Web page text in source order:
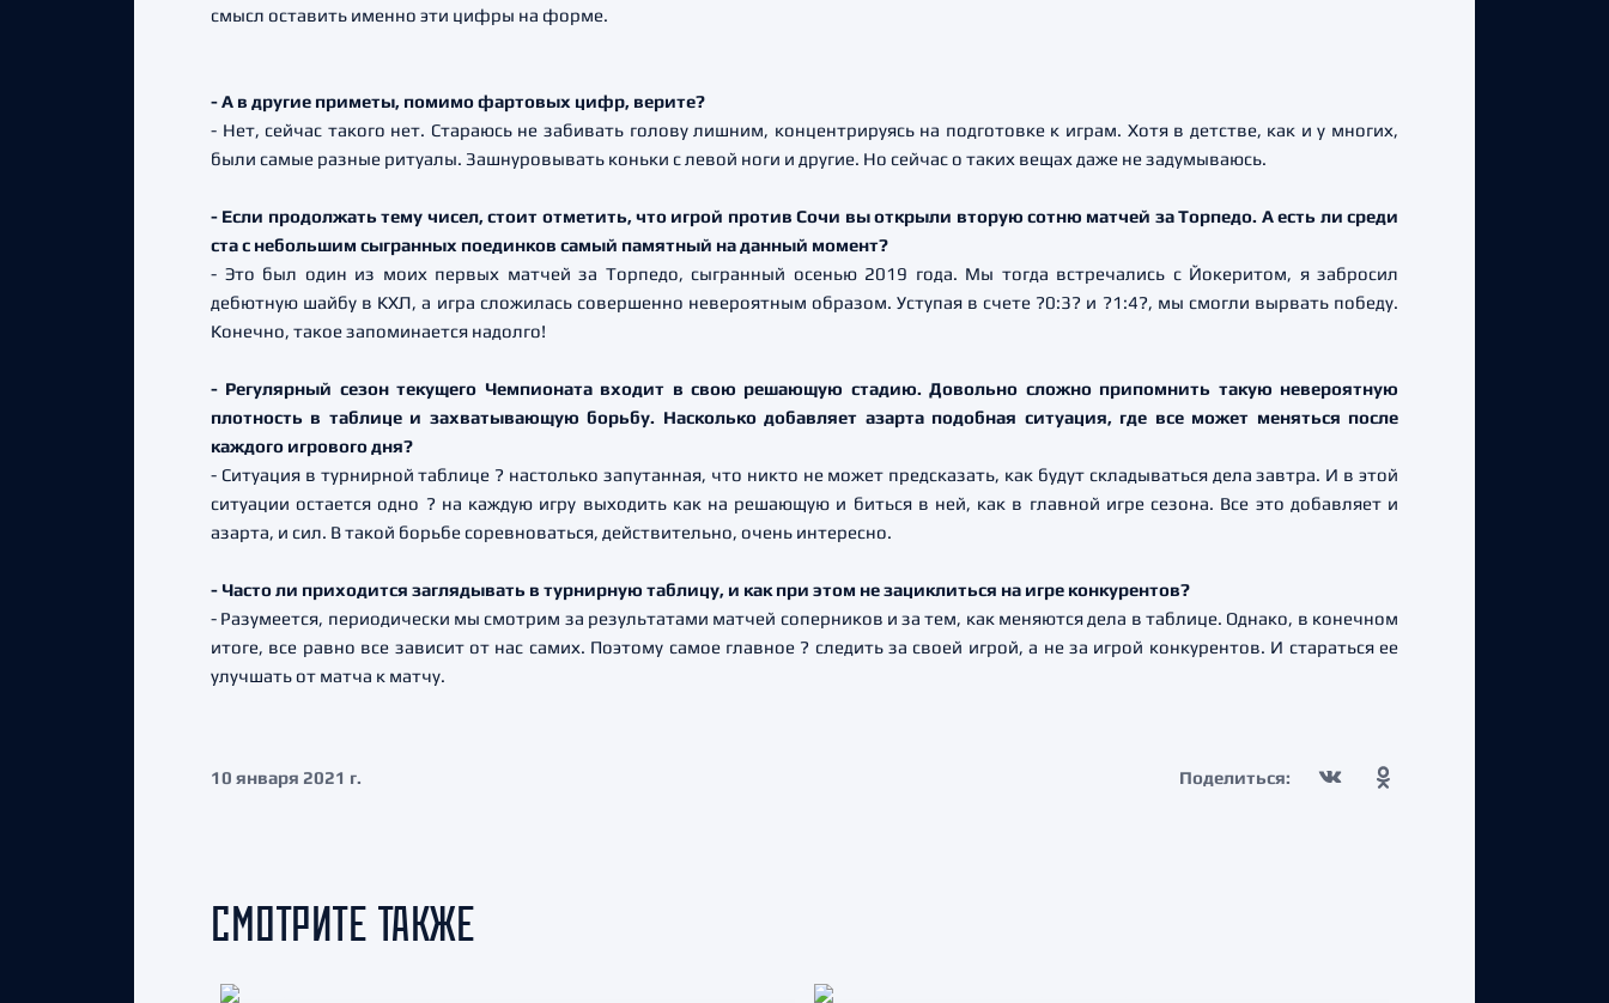
смысл оставить именно эти цифры на форме.
- А в другие приметы, помимо фартовых цифр, верите?
- Нет, сейчас такого нет. Стараюсь не забивать голову лишним, концентрируясь на подготовке к играм. Хотя в детстве, как и у многих,
были самые разные ритуалы. Зашнуровывать коньки с левой ноги и другие. Но сейчас о таких вещах даже не задумываюсь.
- Если продолжать тему чисел, стоит отметить, что игрой против Сочи вы открыли вторую сотню матчей за Торпедо. А есть ли среди
ста с небольшим сыгранных поединков самый памятный на данный момент?
- Это был один из моих первых матчей за Торпедо, сыгранный осенью 2019 года. Мы тогда встречались с Йокеритом, я забросил
дебютную шайбу в КХЛ, а игра сложилась совершенно невероятным образом. Уступая в счете ?0:3? и ?1:4?, мы смогли вырвать победу.
Конечно, такое запоминается надолго!
- Регулярный сезон текущего Чемпионата входит в свою решающую стадию. Довольно сложно припомнить такую невероятную
плотность в таблице и захватывающую борьбу. Насколько добавляет азарта подобная ситуация, где все может меняться после
каждого игрового дня?
- Ситуация в турнирной таблице ? настолько запутанная, что никто не может предсказать, как будут складываться дела завтра. И в этой
ситуации остается одно ? на каждую игру выходить как на решающую и биться в ней, как в главной игре сезона. Все это добавляет и
азарта, и сил. В такой борьбе соревноваться, действительно, очень интересно.
- Часто ли приходится заглядывать в турнирную таблицу, и как при этом не зациклиться на игре конкурентов?
- Разумеется, периодически мы смотрим за результатами матчей соперников и за тем, как меняются дела в таблице. Однако, в конечном
итоге, все равно все зависит от нас самих. Поэтому самое главное ? следить за своей игрой, а не за игрой конкурентов. И стараться ее
улучшать от матча к матчу.
10 января 2021 г. Поделиться:
СМОТРИТЕ ТАКЖЕ